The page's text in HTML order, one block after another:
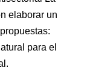
elaborar un
para el